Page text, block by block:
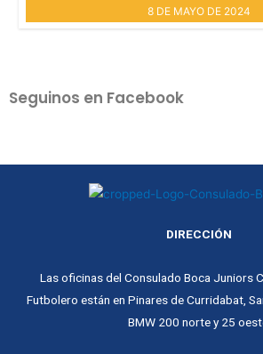
8 DE MAYO DE 2024
Seguinos en Facebook
DIRECCIÓN
Las oficinas del Consulado Boca Juniors
Futbolero están en Pinares de Curridabat,
BMW 200 norte y 25